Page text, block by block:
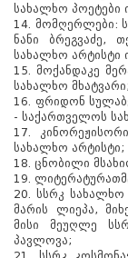
სახალხო პოეტები
14. მომღერლები:
ნანი ბრეგვაძე,
სახალხო არტისტი
15. მოქანდაკე
სახალხო მხატვარი;
16. ფრიდონ
- საქართველოს
17.
სახალხო არტისტი;
18. ცნობილი
19.
20. სსრკ სახალხო
მარის ლიეპა,
მისი მეუღლე
პავლოვა;